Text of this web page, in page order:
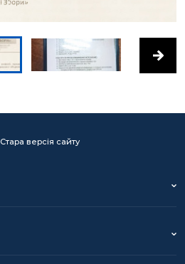
Стара версія сайту